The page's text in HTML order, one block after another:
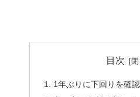
目次
1年ぶりに下回りを確認